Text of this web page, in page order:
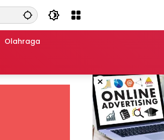
Olahraga
×